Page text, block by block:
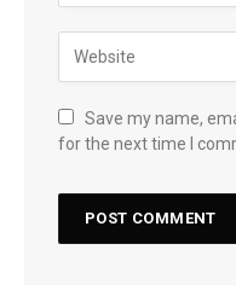
Save my name,
for the next time I